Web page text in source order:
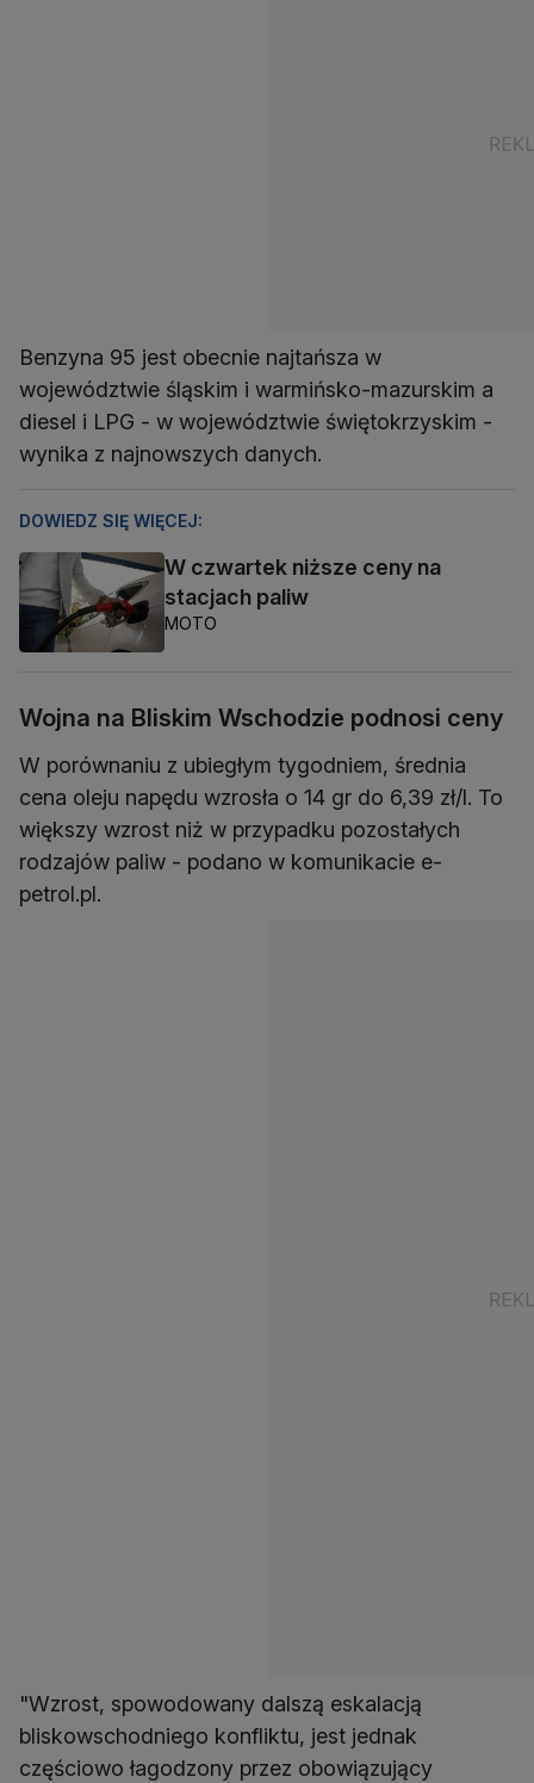
Benzyna 95 jest obecnie najtańsza w
województwie śląskim i warmińsko-mazurskim a
diesel i LPG - w województwie świętokrzyskim -
wynika z najnowszych danych.
DOWIEDZ SIĘ WIĘCEJ:
W czwartek niższe ceny na
stacjach paliw
MOTO
Wojna na Bliskim Wschodzie podnosi ceny
W porównaniu z ubiegłym tygodniem, średnia
cena oleju napędu wzrosła o 14 gr do 6,39 zł/l. To
większy wzrost niż w przypadku pozostałych
rodzajów paliw - podano w komunikacie e-
petrol.pl.
"Wzrost, spowodowany dalszą eskalacją
bliskowschodniego konfliktu, jest jednak
częściowo łagodzony przez obowiązujący